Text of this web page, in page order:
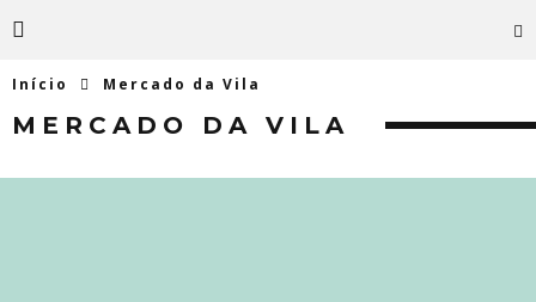
Início Mercado da Vila
MERCADO DA VILA